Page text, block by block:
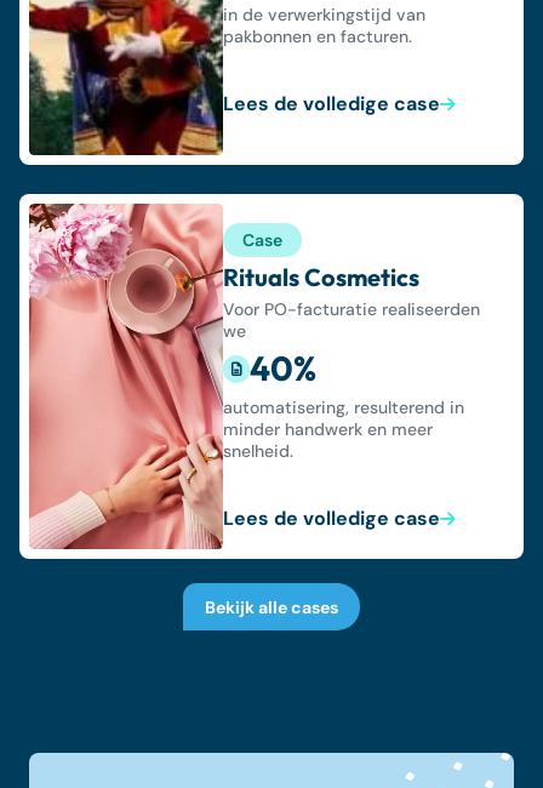
in de verwerkingstijd van
pakbonnen en facturen.
Lees de volledige case
Case
Rituals Cosmetics
Voor PO-facturatie realiseerden
we
40%
automatisering, resulterend in
minder handwerk en meer
snelheid.
Lees de volledige case
Bekijk alle cases